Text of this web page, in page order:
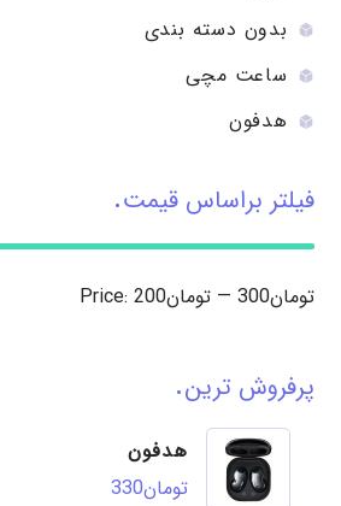
بدون دسته بندی
ساعت مچی
هدفون
فیلتر براساس قیمت
Price: تومان200— تومان300
پرفروش ترین
هدفون
تومان330